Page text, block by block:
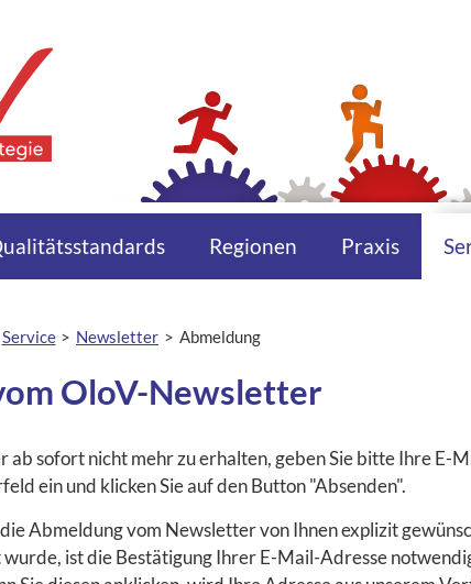
Regionen Praxis
Service Newsletter aktuelle Seite:
Abmeldung
OloV-Newsletter
ab sofort nicht mehr zu erhalten, geben Sie bitte Ihre E-
ein und klicken Sie auf den Button "Absenden".
Abmeldung vom Newsletter von Ihnen explizit
ist die Bestätigung Ihrer E-Mail-Adresse